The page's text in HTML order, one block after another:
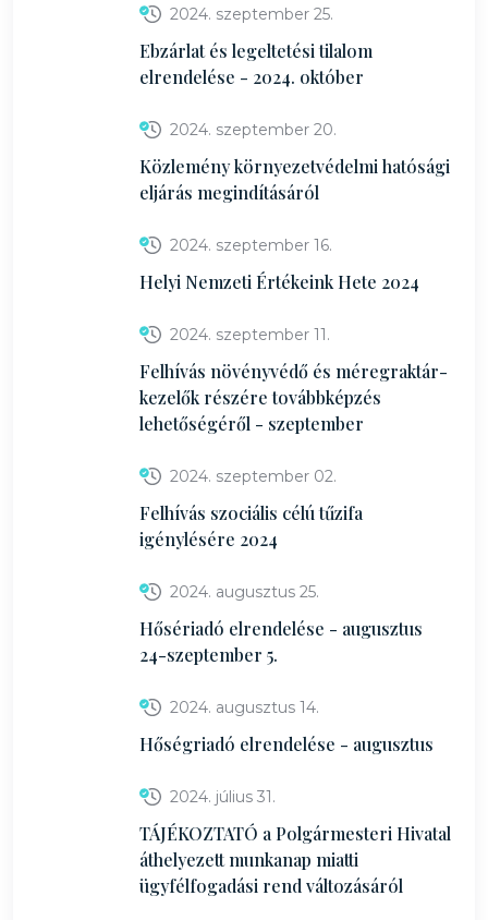
2024. szeptember 25.
Ebzárlat és legeltetési tilalom
elrendelése - 2024. október
2024. szeptember 20.
Közlemény környezetvédelmi hatósági
eljárás megindításáról
2024. szeptember 16.
Helyi Nemzeti Értékeink Hete 2024
2024. szeptember 11.
Felhívás növényvédő és méregraktár-
kezelők részére továbbképzés
lehetőségéről - szeptember
2024. szeptember 02.
Felhívás szociális célú tűzifa
igénylésére 2024
2024. augusztus 25.
Hősériadó elrendelése - augusztus
24-szeptember 5.
2024. augusztus 14.
Hőségriadó elrendelése - augusztus
2024. július 31.
TÁJÉKOZTATÓ a Polgármesteri Hivatal
áthelyezett munkanap miatti
ügyfélfogadási rend változásáról